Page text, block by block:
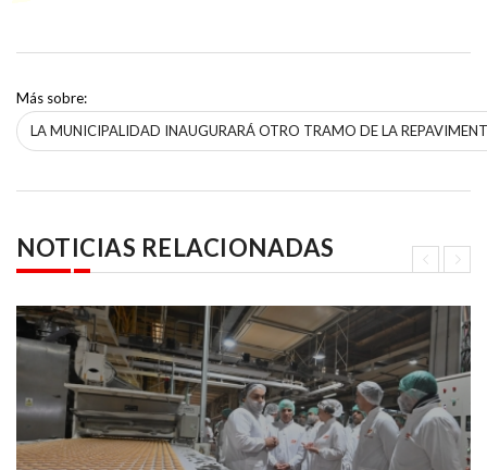
Más sobre:
LA MUNICIPALIDAD INAUGURARÁ OTRO TRAMO DE LA
NOTICIAS RELACIONADAS